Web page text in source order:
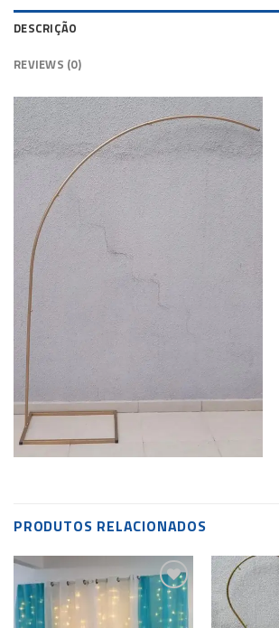
DESCRIÇÃO
REVIEWS (0)
PRODUTOS RELACIONADOS
Add to
wishlist